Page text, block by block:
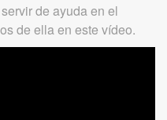
de ayuda en el
de ella en este vídeo.